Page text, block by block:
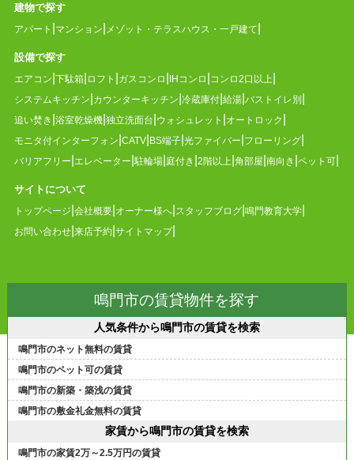
建物で探す
アパート マンション メゾット・テラスハウス・一戸建て
設備で探す
エアコン 下駄箱 ロフト ガスコンロ IHコンロ コンロ2口以上
システムキッチン カウンターキッチン 冷蔵庫付 給湯 バストイレ別
追い焚き 浴室乾燥機 独立洗面台 ウォシュレット オートロック
モニタ付インターフォン CATV BS端子 光ファイバー フローリング
バリアフリー エレベーター 駐輪場 庭付き 2階以上 角部屋 南向き ペット可
サイトについて
トップページ 会社概要 オーナー様へ スタッフブログ 鳴門教育大学
お問い合わせ 来店予約 サイトマップ
鳴門市の賃貸物件を探す
人気条件から鳴門市の賃貸を検索
鳴門市のネット無料の賃貸
鳴門市のペット可の賃貸
鳴門市の新築・築浅の賃貸
鳴門市の敷金礼金無料の賃貸
家賃から鳴門市の賃貸を検索
鳴門市の家賃2万～2.5万円の賃貸